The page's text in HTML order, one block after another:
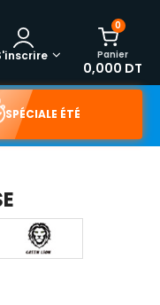
0
Panier
0,000 DT
SPÉCIALE ÉTÉ